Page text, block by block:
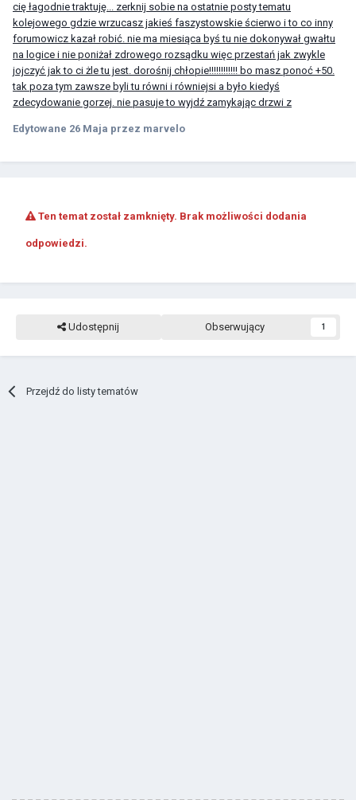
cię łagodnie traktuję... zerknij sobie na ostatnie posty tematu
kolejowego gdzie wrzucasz jakieś faszystowskie ścierwo i to co inny
forumowicz kazał robić. nie ma miesiąca byś tu nie dokonywał gwałtu
na logice i nie poniżał zdrowego rozsądku więc przestań jak zwykle
jojczyć jak to ci żle tu jest. dorośnij chłopie!!!!!!!!!!!! bo masz ponoć +50.
tak poza tym zawsze byli tu równi i równiejsi a było kiedyś
zdecydowanie gorzej. nie pasuje to wyjdź zamykając drzwi z
Edytowane 26 Maja przez marvelo
Ten temat został zamknięty. Brak możliwości dodania
odpowiedzi.
Udostępnij Obserwujący 1
Przejdź do listy tematów